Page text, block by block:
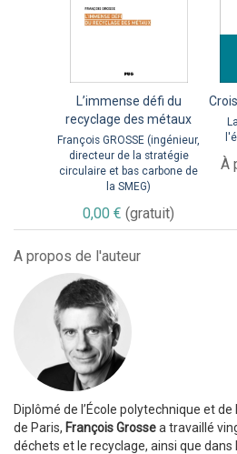
L’immense défi du
recyclage des métaux
François GROSSE (ingénieur,
directeur de la stratégie
circulaire et bas carbone de
la SMEG)
0,00 € (gratuit)
À
A propos de l'auteur
Diplômé de l’École polytechnique et
de Paris, François Grossea travaillé
déchets et le recyclage, ainsi que dans